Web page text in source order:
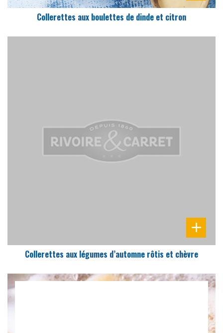
Collerettes aux boulettes de dinde et citron
Collerettes aux légumes d’automne rôtis et chèvre